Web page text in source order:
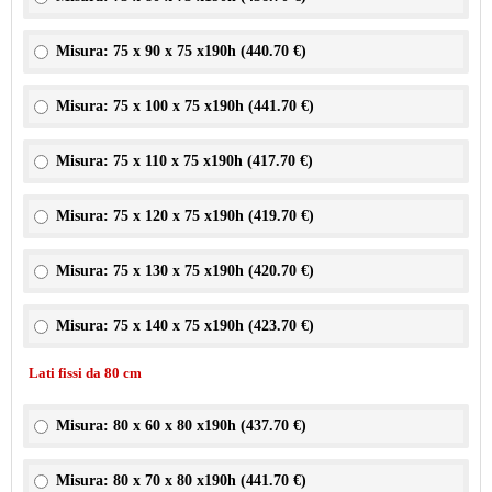
Misura: 75 x 90 x 75 x190h (440.70 €)
Misura: 75 x 100 x 75 x190h (441.70 €)
Misura: 75 x 110 x 75 x190h (417.70 €)
Misura: 75 x 120 x 75 x190h (419.70 €)
Misura: 75 x 130 x 75 x190h (420.70 €)
Misura: 75 x 140 x 75 x190h (423.70 €)
Lati fissi da 80 cm
Misura: 80 x 60 x 80 x190h (437.70 €)
Misura: 80 x 70 x 80 x190h (441.70 €)